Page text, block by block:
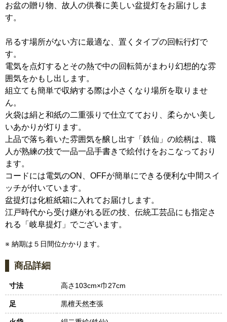
お盆の贈り物、故人の供養に美しい盆提灯をお届けしま
す。
吊るす場所がない方に最適な、置くタイプの回転行灯で
す。
電気を点灯するとその熱で中の回転筒がまわり幻想的な雰
囲気をかもし出します。
組立ても簡単で収納する際は小さくなり場所を取りませ
ん。
火袋は絹と和紙の二重張りで仕立てており、柔らかい美し
いあかりが灯ります。
上品で落ち着いた雰囲気を醸し出す「鉄仙」の絵柄は、職
人が熟練の技で一品一品手書きで絵付けをおこなっており
ます。
コードには電気のON、OFFが簡単にできる便利な中間スイ
ッチが付いています。
盆提灯は化粧紙箱に入れてお届けします。
江戸時代から受け継がれる匠の技、伝統工芸品にも指定さ
れる「岐阜提灯」でございます。
※ 納期は５日間位かかります。
商品詳細
寸法 高さ103cm×巾27cm
足 黒檀天然杢張